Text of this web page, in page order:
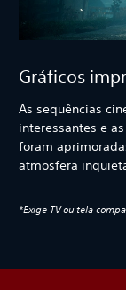
Gráficos
As sequências
interessantes e
foram
atmosfera
*Exige TV ou tela